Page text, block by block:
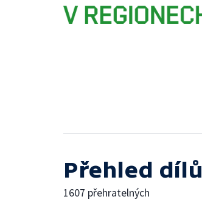
Přehled dílů
1607 přehratelných